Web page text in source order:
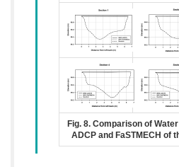
Fig. 8. Comparison of
ADCP and FaSTMECH of